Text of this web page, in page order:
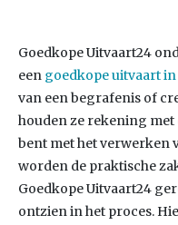
Goedkope Uitvaart24
een goedkope uitvaart in
van een begrafenis of
houden ze rekening
bent met het verwerken
worden de praktische
Goedkope Uitvaart24
ontzien in het proces.